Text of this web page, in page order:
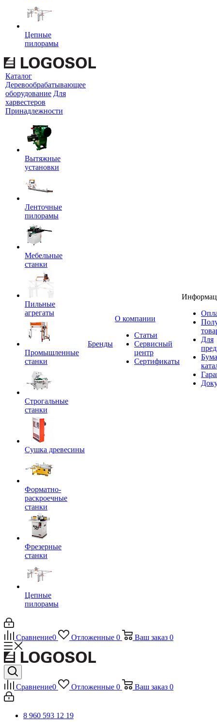
Цепные
пилорамы
Каталог
Деревообрабатывающее
оборудование Для
харвестеров
Принадлежности
Вытяжные
установки
Ленточные
пилорамы
Мебельные
станки
Пильные
агрегаты
Промышленные
станки
Строгальные
станки
Сушка древесины
Форматно-
раскроечные
станки
Фрезерные
станки
Цепные
пилорамы
Бренды
O компании
Статьи
Сервисный
центр
Сертификаты
Для
Сравнение0 Отложенные 0 Ваш заказ 0
Сравнение0 Отложенные 0 Ваш заказ 0
8 960 593 12 19